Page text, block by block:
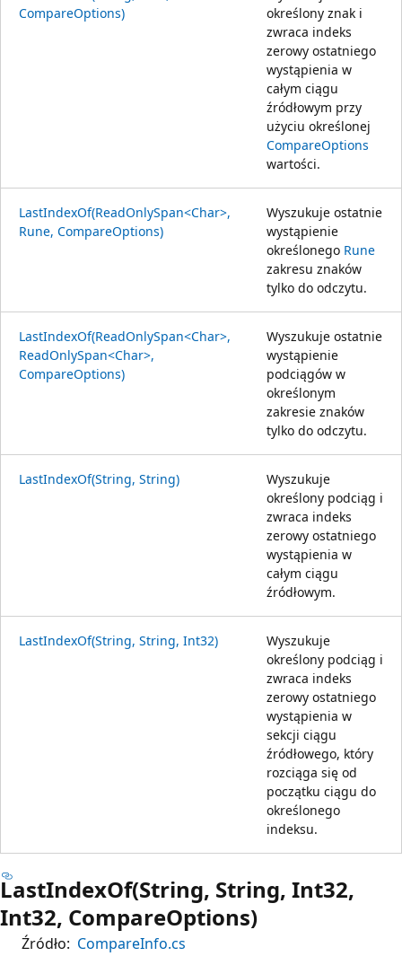
CompareOptions)
określony znak i
zwraca indeks
zerowy ostatniego
wystąpienia w
całym ciągu
źródłowym przy
użyciu określonej
CompareOptions
wartości.
LastIndexOf(ReadOnlySpan<Char>,
Rune, CompareOptions)
Wyszukuje ostatnie
wystąpienie
określonego Rune
zakresu znaków
tylko do odczytu.
LastIndexOf(ReadOnlySpan<Char>,
ReadOnlySpan<Char>,
CompareOptions)
Wyszukuje ostatnie
wystąpienie
podciągów w
określonym
zakresie znaków
tylko do odczytu.
LastIndexOf(String, String)
Wyszukuje
określony podciąg i
zwraca indeks
zerowy ostatniego
wystąpienia w
całym ciągu
źródłowym.
LastIndexOf(String, String, Int32)
Wyszukuje
określony podciąg i
zwraca indeks
zerowy ostatniego
wystąpienia w
sekcji ciągu
źródłowego, który
rozciąga się od
początku ciągu do
określonego
indeksu.
LastIndexOf(String, String, Int32,
Int32, CompareOptions)
Źródło: CompareInfo.cs